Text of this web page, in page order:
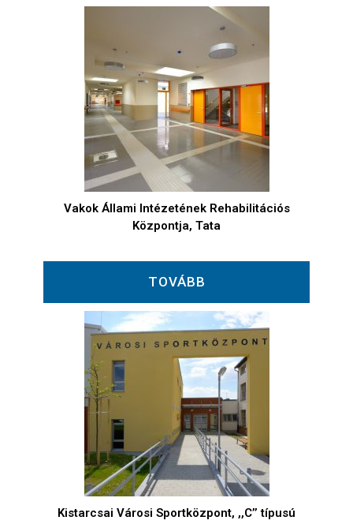
Vakok Állami Intézetének Rehabilitációs
Központja, Tata
TOVÁBB
Kistarcsai Városi Sportközpont, ,,C’’ típusú